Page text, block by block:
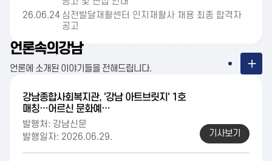
26.06.24 심전발달재활센터 인지재활사 채용 최종 합격자
공고
언론속의강남
언론에 소개된 이야기들을 전해드립니다.
강남종합사회복지관, '강남 아트브릿지' 1호
매칭…어르신 문화예…
발행처: 강남신문
발행일자: 2026.06.29.
기사보기